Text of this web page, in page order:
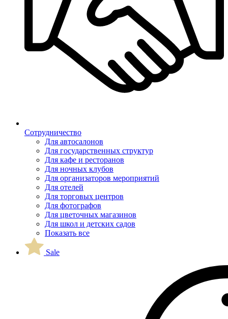
Сотрудничество
Для автосалонов
Для государственных структур
Для кафе и ресторанов
Для ночных клубов
Для организаторов мероприятий
Для отелей
Для торговых центров
Для фотографов
Для цветочных магазинов
Для школ и детских садов
Показать все
Sale